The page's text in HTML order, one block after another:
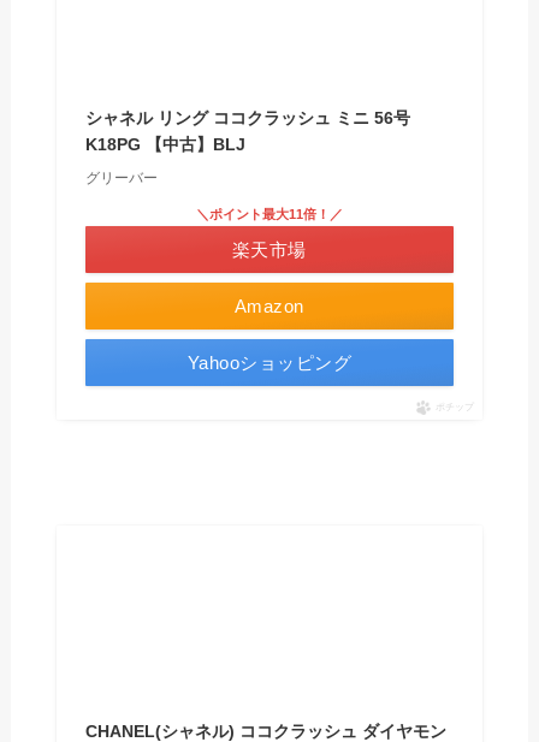
シャネル リング ココクラッシュ ミニ 56号
K18PG 【中古】BLJ
グリーバー
Amazon
＼ポイント最大11倍！／
楽天市場
Yahooショッピング
ポチップ
CHANEL(シャネル) ココクラッシュ ダイヤモン